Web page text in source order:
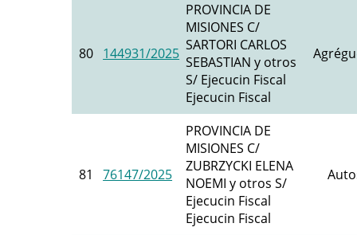
80 144931/2025
PROVINCIA DE
MISIONES C/
SARTORI CARLOS
SEBASTIAN y otros
S/ Ejecucin Fiscal
Ejecucin Fiscal
81 76147/2025
PROVINCIA DE
MISIONES C/
ZUBRZYCKI ELENA
NOEMI y otros S/
Ejecucin Fiscal
Ejecucin Fiscal